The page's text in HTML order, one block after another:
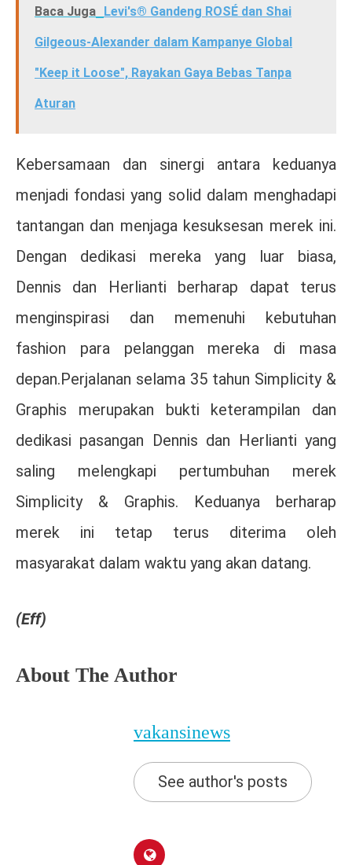
Baca Juga Levi's® Gandeng ROSÉ dan Shai
Gilgeous-Alexander dalam Kampanye Global
"Keep it Loose", Rayakan Gaya Bebas Tanpa
Aturan
Kebersamaan dan sinergi antara keduanya
menjadi fondasi yang solid dalam menghadapi
tantangan dan menjaga kesuksesan merek ini.
Dengan dedikasi mereka yang luar biasa,
Dennis dan Herlianti berharap dapat terus
menginspirasi dan memenuhi kebutuhan
fashion para pelanggan mereka di masa
depan.Perjalanan selama 35 tahun Simplicity &
Graphis merupakan bukti keterampilan dan
dedikasi pasangan Dennis dan Herlianti yang
saling melengkapi pertumbuhan merek
Simplicity & Graphis. Keduanya berharap
merek ini tetap terus diterima oleh
masyarakat dalam waktu yang akan datang.
(Eff)
About The Author
vakansinews
See author's posts